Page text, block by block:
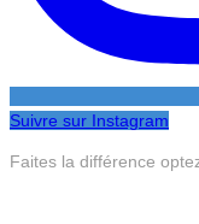
Suivre sur Instagram
Faites la différence